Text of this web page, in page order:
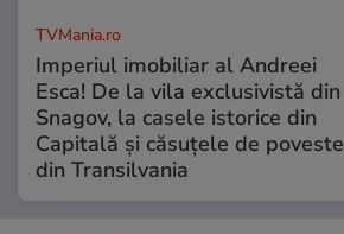
TVMania.ro
Imperiul imobiliar al Andreei
Esca! De la vila exclusivistă din
Snagov, la casele istorice din
Capitală și căsuțele de poveste
din Transilvania